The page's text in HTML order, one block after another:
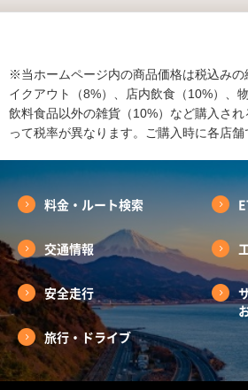
※当ホームページ内の商品価格は税込みの
イクアウト（8%）、店内飲食（10%）、
飲料食品以外の雑貨（10%）など購入さ
って税率が異なります。ご購入時に各店舗
料金・ルート検索
交通情報
安全走行
旅行・ドライブ